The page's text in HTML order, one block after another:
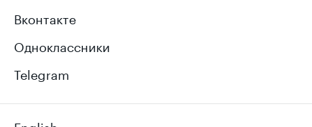
Вконтакте
Одноклассники
Telegram